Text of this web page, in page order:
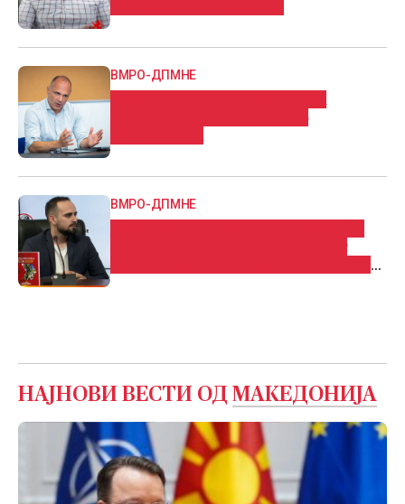
ВМРО-ДПМНЕ
Само ЈО го штити и не го гледа
криминалот на Филипче во
модуларната
ВМРО-ДПМНЕ
двигатели на промените, новиот
НАЈНОВИ ВЕСТИ ОД МАКЕДОНИЈА